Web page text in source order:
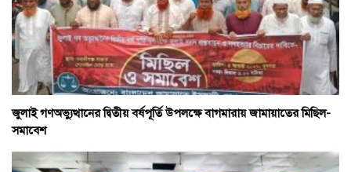
জুলাই গণঅভ্যুত্থানের দ্বিতীয় বর্ষপূর্তি উপলক্ষে বাগমারায় জামায়াতের মিছিল-
সমাবেশ